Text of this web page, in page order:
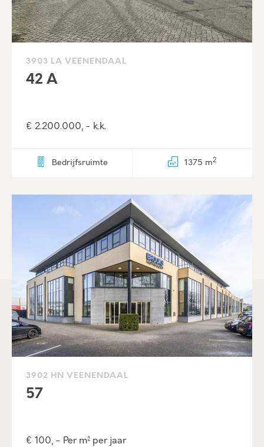
3903 LA VEENENDAAL
42 A
€ 2.200.000, - k.k.
Bedrijfsruimte 1375 m2
3902 HN VEENENDAAL
57
€ 100, - Per m² per jaar